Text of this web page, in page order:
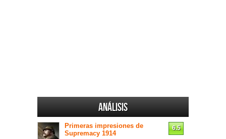
Análisis
Primeras impresiones de
Supremacy 1914
6.5